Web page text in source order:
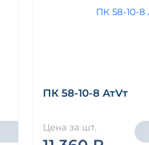
ПК 58-10-8 АтVт
Цена за шт.